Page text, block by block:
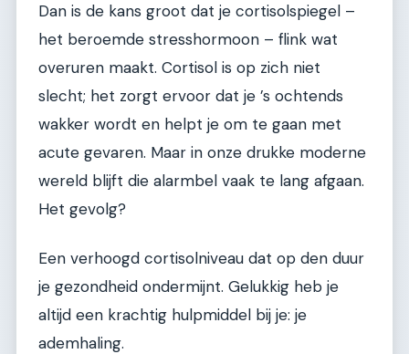
Dan is de kans groot dat je cortisolspiegel –
het beroemde stresshormoon – flink wat
overuren maakt. Cortisol is op zich niet
slecht; het zorgt ervoor dat je ’s ochtends
wakker wordt en helpt je om te gaan met
acute gevaren. Maar in onze drukke moderne
wereld blijft die alarmbel vaak te lang afgaan.
Het gevolg?
Een verhoogd cortisolniveau dat op den duur
je gezondheid ondermijnt. Gelukkig heb je
altijd een krachtig hulpmiddel bij je: je
ademhaling.